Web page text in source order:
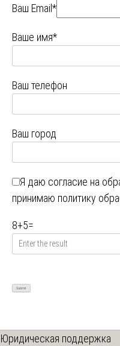
Ваш Email*
Ваше имя*
Ваш телефон
Ваш город
Я даю согласие на
принимаю политику
8+5=
Юридическая поддержка